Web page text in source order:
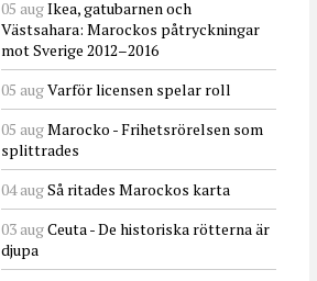
05 augIkea, gatubarnen och
Västsahara: Marockos påtryckningar
mot Sverige 2012–2016
05 augVarför licensen spelar roll
05 augMarocko - Frihetsrörelsen som
splittrades
04 augSå ritades Marockos karta
03 augCeuta - De historiska rötterna är
djupa